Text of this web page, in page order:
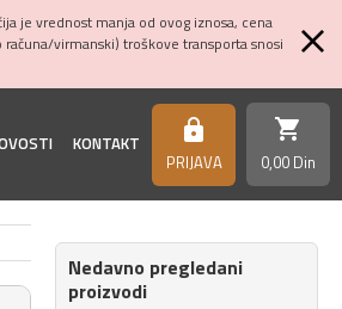
je vrednost manja od ovog iznosa, cena
virmanski) troškove transporta snosi
KONTAKT https
PRIJAVA
shopping_cart
0,00 Din
Nedavno pregledani
proizvodi